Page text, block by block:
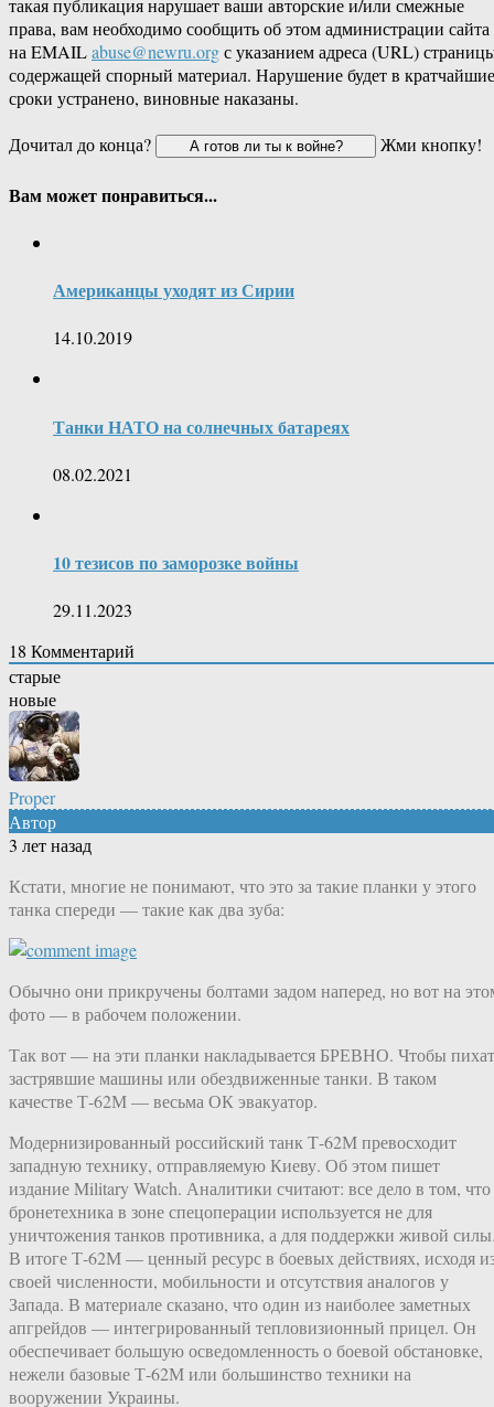
такая публикация нарушает ваши авторские и/или смежные
права, вам необходимо сообщить об этом администрации сайта
на EMAILabuse@newru.orgс указанием адреса (URL)
содержащей спорный материал. Нарушение будет в кратчайшие
сроки устранено, виновные наказаны.
Дочитал до конца?
Жми кнопку!
Вам может понравиться...
Американцы уходят из Сирии
14.10.2019
Танки НАТО на солнечных батареях
08.02.2021
10 тезисов по заморозке войны
29.11.2023
18 Комментарий
старые
новые
Proper
Автор
3 лет назад
Кстати, многие не понимают, что это за такие планки у этого
танка спереди — такие как два зуба:
Обычно они прикручены болтами задом наперед, но вот на
фото — в рабочем положении.
Так вот — на эти планки накладывается БРЕВНО. Чтобы
застрявшие машины или обездвиженные танки. В таком
качестве Т-62М — весьма ОК эвакуатор.
Модернизированный российский танк Т-62М превосходит
западную технику, отправляемую Киеву. Об этом пишет
издание Military Watch. Аналитики считают: все дело в том, что
бронетехника в зоне спецоперации используется не для
уничтожения танков противника, а для поддержки живой
В итоге Т-62М — ценный ресурс в боевых действиях, исходя
своей численности, мобильности и отсутствия аналогов у
Запада. В материале сказано, что один из наиболее заметных
апгрейдов — интегрированный тепловизионный прицел. Он
обеспечивает большую осведомленность о боевой обстановке,
нежели базовые Т-62М или большинство техники на
вооружении Украины.